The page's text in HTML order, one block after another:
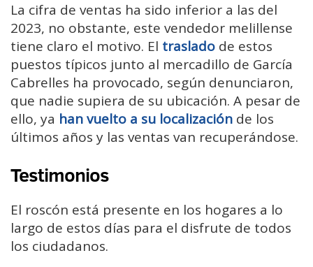
La cifra de ventas ha sido inferior a las del
2023, no obstante, este vendedor melillense
tiene claro el motivo. El traslado de estos
puestos típicos junto al mercadillo de García
Cabrelles ha provocado, según denunciaron,
que nadie supiera de su ubicación. A pesar de
ello, ya han vuelto a su localización de los
últimos años y las ventas van recuperándose.
Testimonios
El roscón está presente en los hogares a lo
largo de estos días para el disfrute de todos
los ciudadanos.